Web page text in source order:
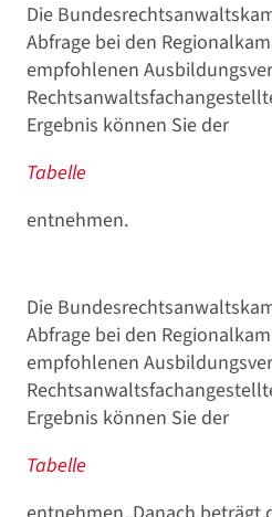
Die
Abfrage bei den
empfohlenen
Ergebnis können Sie der
Tabelle
entnehmen.
Die
Abfrage bei den
empfohlenen
Ergebnis können Sie der
Tabelle